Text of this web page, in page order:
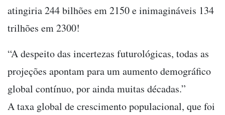
atingiria 244 bilhões em 2150 e inimagináveis 134
trilhões em 2300!
“A despeito das incertezas futurológicas, todas as
projeções apontam para um aumento demográfico
global contínuo, por ainda muitas décadas.”
A taxa global de crescimento populacional, que foi